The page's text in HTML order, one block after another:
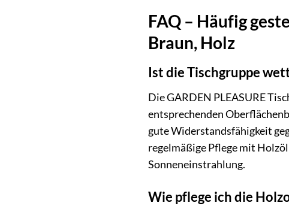
FAQ – Häufig
Braun, Holz
Ist die Tischgruppe
Die GARDEN PLEASURE
entsprechenden
gute Widerstandsfähigkeit
regelmäßige Pflege mit
Sonneneinstrahlung.
Wie pflege ich die